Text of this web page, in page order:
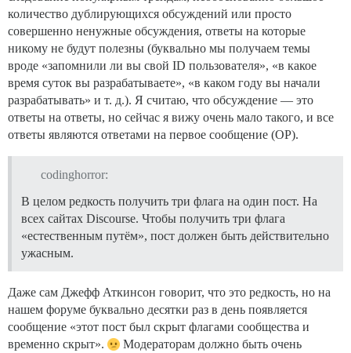
количество дублирующихся обсуждений или просто
совершенно ненужные обсуждения, ответы на которые
никому не будут полезны (буквально мы получаем темы
вроде «запомнили ли вы свой ID пользователя», «в какое
время суток вы разрабатываете», «в каком году вы начали
разрабатывать» и т. д.). Я считаю, что обсуждение — это
ответы на ответы, но сейчас я вижу очень мало такого, и все
ответы являются ответами на первое сообщение (OP).
codinghorror:
В целом редкость получить три флага на один пост. На
всех сайтах Discourse. Чтобы получить три флага
«естественным путём», пост должен быть действительно
ужасным.
Даже сам Джефф Аткинсон говорит, что это редкость, но на
нашем форуме буквально десятки раз в день появляется
сообщение «этот пост был скрыт флагами сообщества и
временно скрыт».
Модераторам должно быть очень